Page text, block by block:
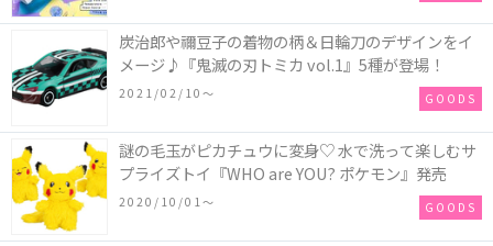
炭治郎や禰豆子の着物の柄＆日輪刀のデザインをイ
メージ♪『鬼滅の刃トミカ vol.1』5種が登場！
2021/02/10〜 GOODS
謎の毛玉がピカチュウに変身♡ 水で洗って楽しむサ
プライズトイ『WHO are YOU? ポケモン』発売
2020/10/01〜 GOODS